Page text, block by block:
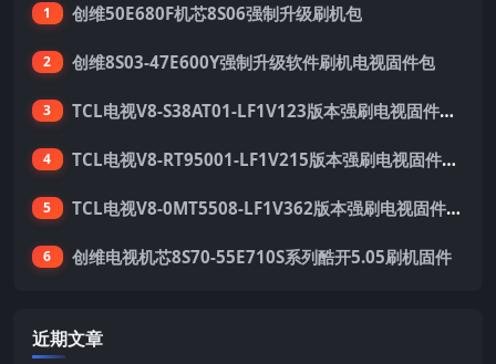
1 创维50E680F机芯8S06强制升级刷机包
2 创维8S03-47E600Y强制升级软件刷机电视固件包
3 TCL电视V8-S38AT01-LF1V123版本强刷电视固件包下载
4 TCL电视V8-RT95001-LF1V215版本强刷电视固件包下载
5 TCL电视V8-0MT5508-LF1V362版本强刷电视固件包下载
6 创维电视机芯8S70-55E710S系列酷开5.05刷机固件
近期文章